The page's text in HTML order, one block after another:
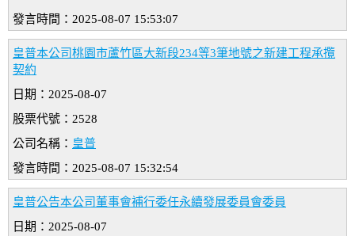
發言時間：2025-08-07 15:53:07
皇普本公司桃園市蘆竹區大新段234等3筆地號之新建工程承攬
契約
日期：2025-08-07
股票代號：2528
公司名稱： 皇普
發言時間：2025-08-07 15:32:54
皇普公告本公司董事會補行委任永續發展委員會委員
日期：2025-08-07